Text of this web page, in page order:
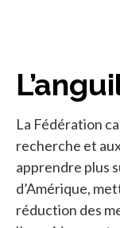
La Fédération
recherche et
apprendre plus
d’Amérique,
réduction des